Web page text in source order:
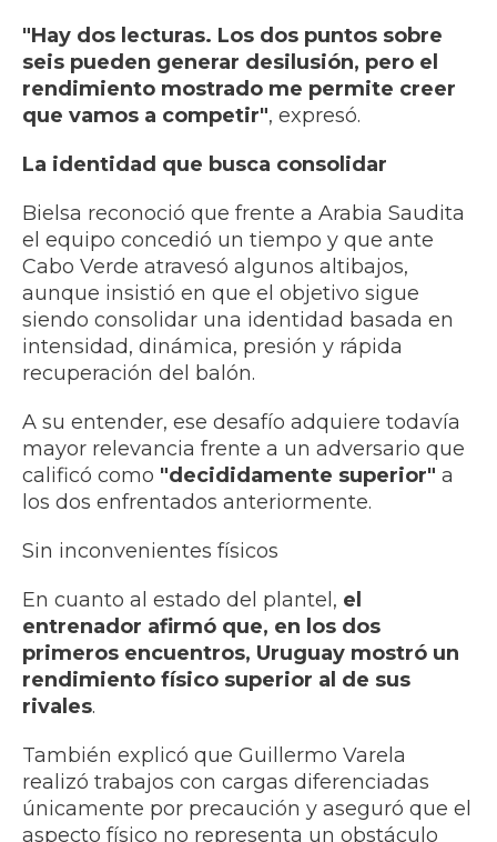
"Hay dos lecturas. Los dos puntos sobre
seis pueden generar desilusión, pero el
rendimiento mostrado me permite creer
que vamos a competir", expresó.
La identidad que busca consolidar
Bielsa reconoció que frente a Arabia Saudita
el equipo concedió un tiempo y que ante
Cabo Verde atravesó algunos altibajos,
aunque insistió en que el objetivo sigue
siendo consolidar una identidad basada en
intensidad, dinámica, presión y rápida
recuperación del balón.
A su entender, ese desafío adquiere todavía
mayor relevancia frente a un adversario que
calificó como "decididamente superior" a
los dos enfrentados anteriormente.
Sin inconvenientes físicos
En cuanto al estado del plantel, el
entrenador afirmó que, en los dos
primeros encuentros, Uruguay mostró un
rendimiento físico superior al de sus
rivales.
También explicó que Guillermo Varela
realizó trabajos con cargas diferenciadas
únicamente por precaución y aseguró que el
aspecto físico no representa un obstáculo